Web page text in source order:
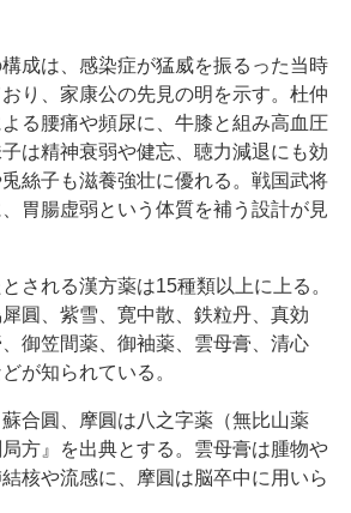
成は、感染症が猛威を振るった当時
り、家康公の先見の明を示す。杜仲
る腰痛や頻尿に、牛膝と組み高血圧
は精神衰弱や健忘、聴力減退にも効
絲子も滋養強壮に優れる。戦国武将
胃腸虚弱という体質を補う設計が見
される漢方薬は15種類以上に上る。
圓、紫雪、寛中散、鉄粒丹、真効
御笠間薬、御袖薬、雲母膏、清心
が知られている。
合圓、摩圓は八之字薬（無比山薬
方』を出典とする。雲母膏は腫物や
核や流感に、摩圓は脳卒中に用いら